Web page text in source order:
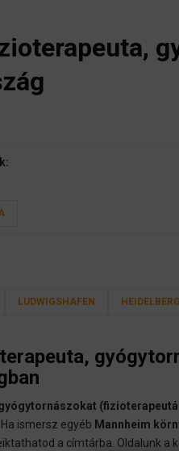
LUDWIGSHAFEN HEIDELBERG
ismersz egyéb Mannheim
a címtárba. Oldalunk a